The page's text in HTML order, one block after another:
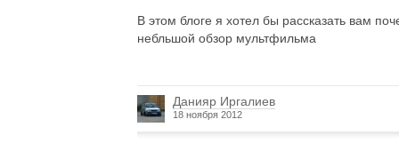
В этом блоге я хотел бы рассказать вам
небльшой обзор мультфильма
Данияр Иргалиев
18 ноября 2012